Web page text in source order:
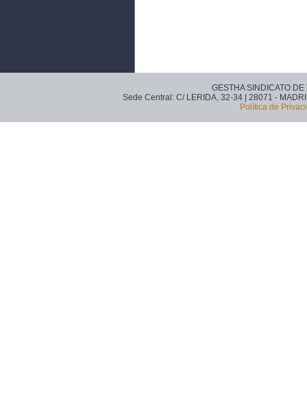
GESTHA SINDICATO
Sede Central: C/ LERIDA, 32-34 | 28071 -
Política de